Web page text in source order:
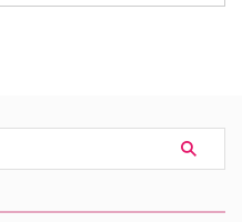
ヨークシャー地方の人里離れた
「スターヴ・エイカー」は、家族
ように思われる。ある日、彼らの